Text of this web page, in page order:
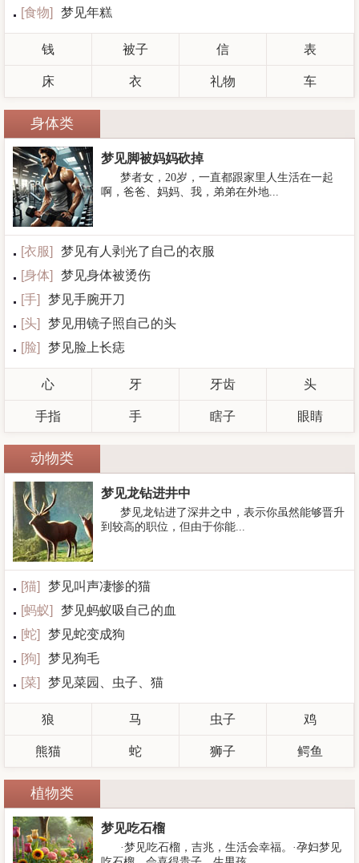
[食物] 梦见年糕
钱 被子 信 表
床 衣 礼物 车
身体类
梦见脚被妈妈砍掉
梦者女，20岁，一直都跟家里人生活在一起
啊，爸爸、妈妈、我，弟弟在外地...
[衣服]
梦见有人剥光了自己的衣服
[身体]
梦见身体被烫伤
[手]
梦见手腕开刀
[头]
梦见用镜子照自己的头
[脸] 梦见脸上长痣
心 牙 牙齿 头
手指 手 瞎子 眼睛
动物类
梦见龙钻进井中
梦见龙钻进了深井之中，表示你虽然能够晋升
到较高的职位，但由于你能...
[猫]
梦见叫声凄惨的猫
[蚂蚁]
梦见蚂蚁吸自己的血
[蛇]
梦见蛇变成狗
[狗]
梦见狗毛
[菜] 梦见菜园、虫子、猫
狼 马 虫子 鸡
熊猫 蛇 狮子 鳄鱼
植物类
梦见吃石榴
·梦见吃石榴，吉兆，生活会幸福。·孕妇梦见